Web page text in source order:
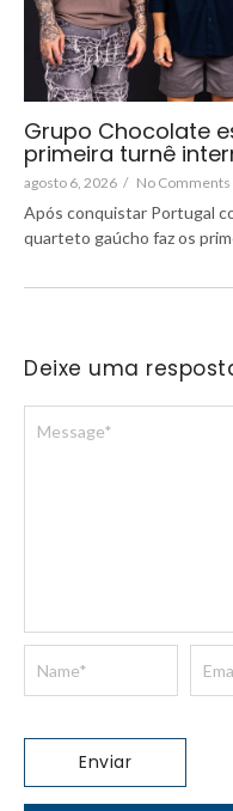
Grupo Chocolate
primeira turnê
agosto 6, 2026 / No Comments
Após conquistar Portugal
quarteto gaúcho faz os
Deixe uma